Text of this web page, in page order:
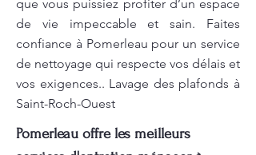
que vous puissiez profiter d’un espace
de vie impeccable et sain. Faites
confiance à Pomerleau pour un service
de nettoyage qui respecte vos délais et
vos exigences.. Lavage des plafonds à
Saint-Roch-Ouest
Pomerleau offre les meilleurs